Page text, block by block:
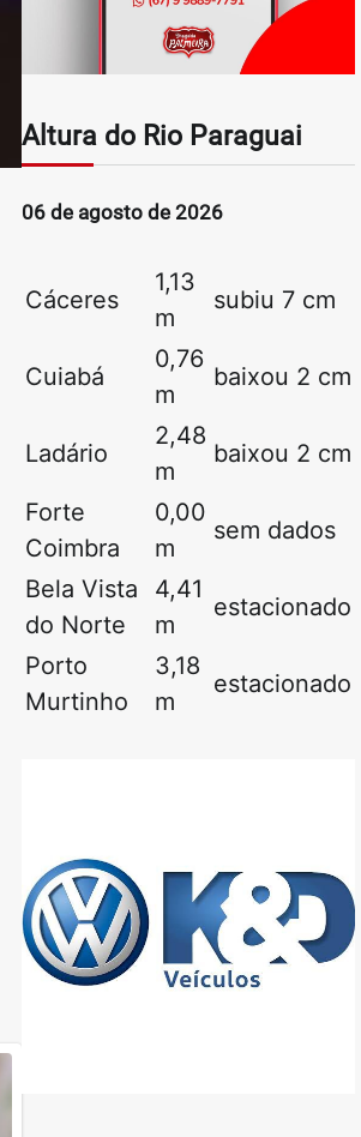
Altura do Rio Paraguai
06 de agosto de 2026
Cáceres
1,13
m
subiu 7 cm
Cuiabá
0,76
m
baixou 2 cm
Ladário
2,48
m
baixou 2 cm
Forte
Coimbra
0,00
m
sem dados
Bela Vista
do Norte
4,41
m
estacionado
Porto
Murtinho
3,18
m
estacionado